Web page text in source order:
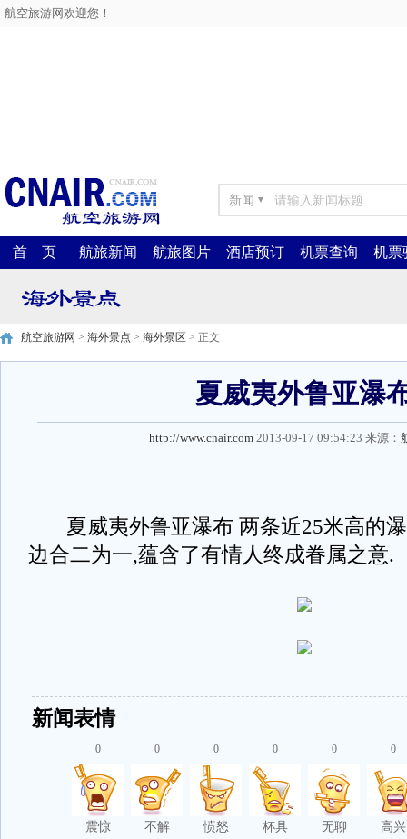
航空旅游网欢迎您！
新闻 ▼
首 页 航旅新闻 航旅图片 酒店预订 机票查询 机票
航空旅游网 > 海外景点 > 海外景区 > 正文
夏威夷外鲁亚瀑
http://www.cnair.com 2013-09-17 09:54:23 来源：
夏威夷外鲁亚瀑布 两条近25米高的瀑
边合二为一,蕴含了有情人终成眷属之意.
新闻表情
0
震惊
0
不解
0
愤怒
0
杯具
0
无聊
0
高兴